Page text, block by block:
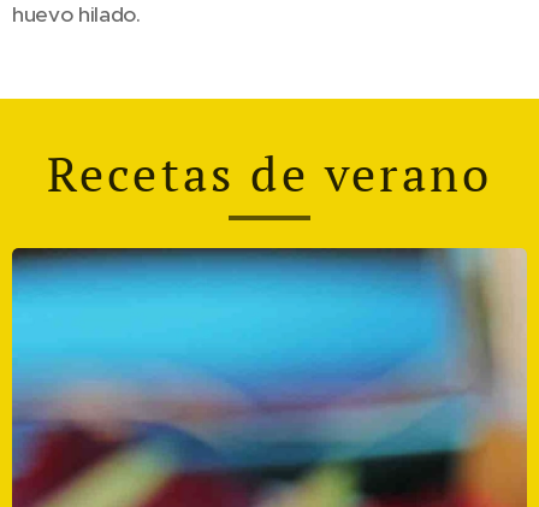
huevo hilado.
Recetas de verano